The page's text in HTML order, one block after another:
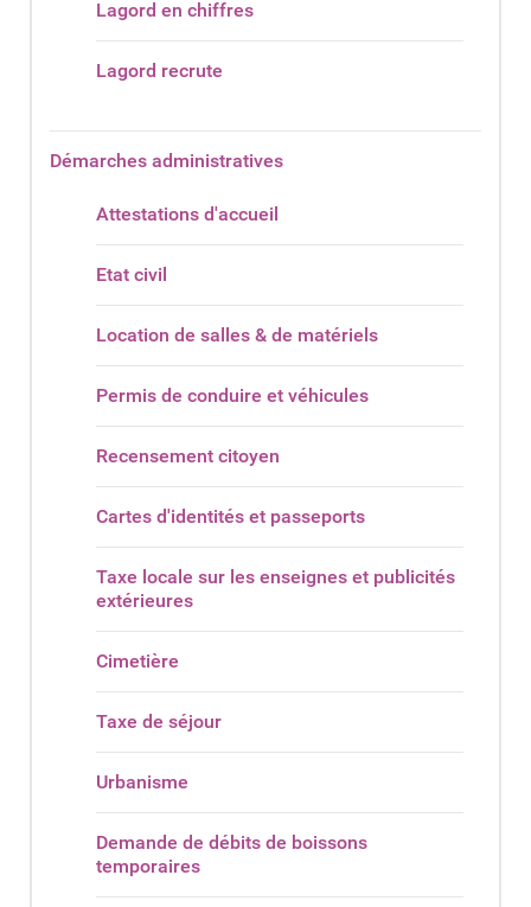
Lagord en chiffres
Lagord recrute
Démarches administratives
Attestations d'accueil
Etat civil
Location de salles & de matériels
Permis de conduire et véhicules
Recensement citoyen
Cartes d'identités et passeports
Taxe locale sur les enseignes et publicités
extérieures
Cimetière
Taxe de séjour
Urbanisme
Demande de débits de boissons
temporaires